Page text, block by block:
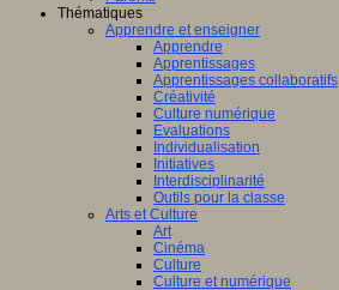
Thématiques
Apprendre et enseigner
Apprendre
Apprentissages
Apprentissages collaboratifs
Créativité
Culture numérique
Evaluations
Individualisation
Initiatives
Interdisciplinarité
Outils pour la classe
Arts et Culture
Art
Cinéma
Culture
Culture et numérique